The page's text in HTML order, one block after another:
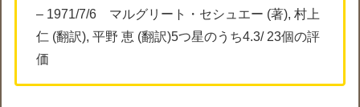
– 1971/7/6 マルグリート・セシュエー (著), 村上
仁 (翻訳), 平野 恵 (翻訳)5つ星のうち4.3/ 23個の評
価